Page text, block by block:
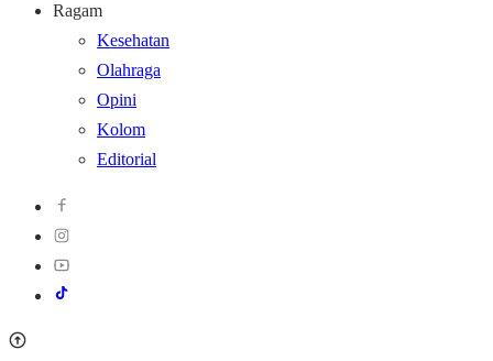
Ragam
Kesehatan
Olahraga
Opini
Kolom
Editorial